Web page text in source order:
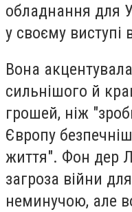
обладнання для
у своєму виступі
Вона
сильнішого й
грошей, ніж
Європу
життя". Фон дер
загроза війни
неминучою, але